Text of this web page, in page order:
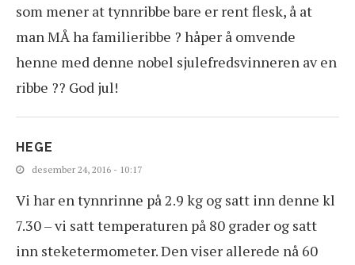
som mener at tynnribbe bare er rent flesk, å at
man MÅ ha familieribbe ? håper å omvende
henne med denne nobel sjulefredsvinneren av en
ribbe ?? God jul!
HEGE
desember 24, 2016 - 10:17
Vi har en tynnrinne på 2.9 kg og satt inn denne kl
7.30 – vi satt temperaturen på 80 grader og satt
inn steketermometer. Den viser allerede nå 60